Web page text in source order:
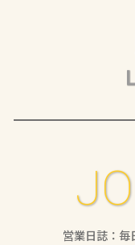
営業日誌：毎